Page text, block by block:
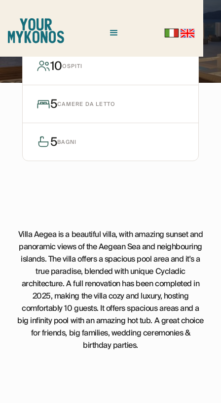
10OSPITI
5CAMERE DA LETTO
5BAGNI
Villa Aegea is a beautiful villa, with amazing sunset and
panoramic views of the Aegean Sea and neighbouring
islands. The villa offers a spacious pool area and it's a
true paradise, blended with unique Cycladic
architecture. A full renovation has been completed in
2025, making the villa cozy and luxury, hosting
comfortably 10 guests. It offers spacious areas and a
big infinity pool with an amazing hot tub. A great choice
for friends, big families, wedding ceremonies &
birthday parties.